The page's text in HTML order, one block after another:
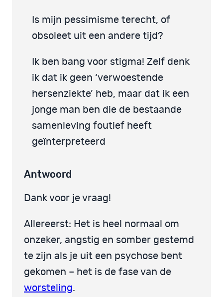
Is mijn pessimisme terecht, of
obsoleet uit een andere tijd?
Ik ben bang voor stigma! Zelf denk
ik dat ik geen ‘verwoestende
hersenziekte’ heb, maar dat ik een
jonge man ben die de bestaande
samenleving foutief heeft
geïnterpreteerd
Antwoord
Dank voor je vraag!
Allereerst: Het is heel normaal om
onzeker, angstig en somber gestemd
te zijn als je uit een psychose bent
gekomen – het is de fase van de
worsteling.